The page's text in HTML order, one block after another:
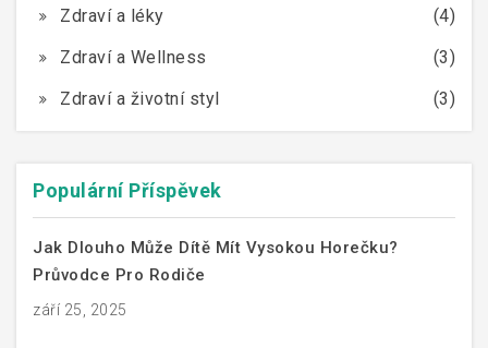
Zdraví a léky
(4)
Zdraví a Wellness
(3)
Zdraví a životní styl
(3)
Populární Příspěvek
Jak Dlouho Může Dítě Mít Vysokou Horečku?
Průvodce Pro Rodiče
září 25, 2025